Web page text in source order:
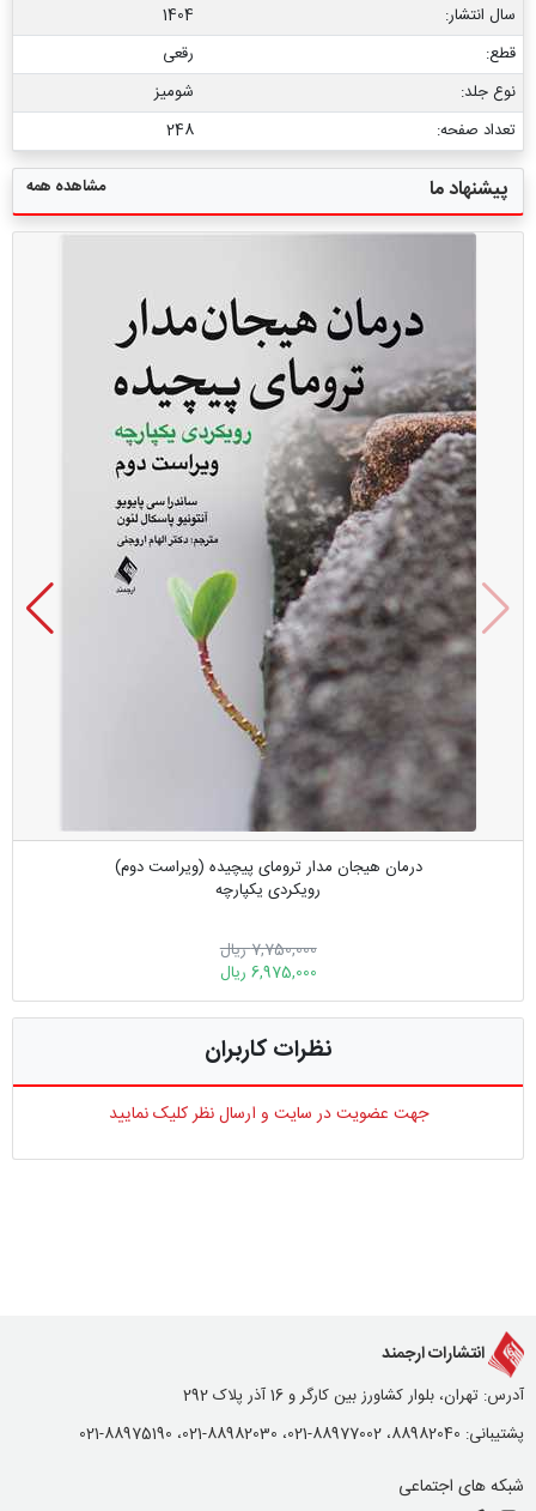
سال انتشار:
1404
قطع:
رقعی
نوع جلد:
شومیز
تعداد صفحه:
248
پیشنهاد ما مشاهده همه
درمان هیجان مدار ترومای پیچیده (ویراست دوم)
رویکردی یکپارچه
7,750,000 ریال
6,975,000 ریال
نظرات کاربران
جهت عضویت در سایت و ارسال نظر کلیک نمایید
انتشارات ارجمند
آدرس: تهران، بلوار کشاورز بین کارگر و 16 آذر پلاک 292
پشتیبانی: 88982040، 88977002-021، 88982030-021، 88975190-021
شبکه های اجتماعی